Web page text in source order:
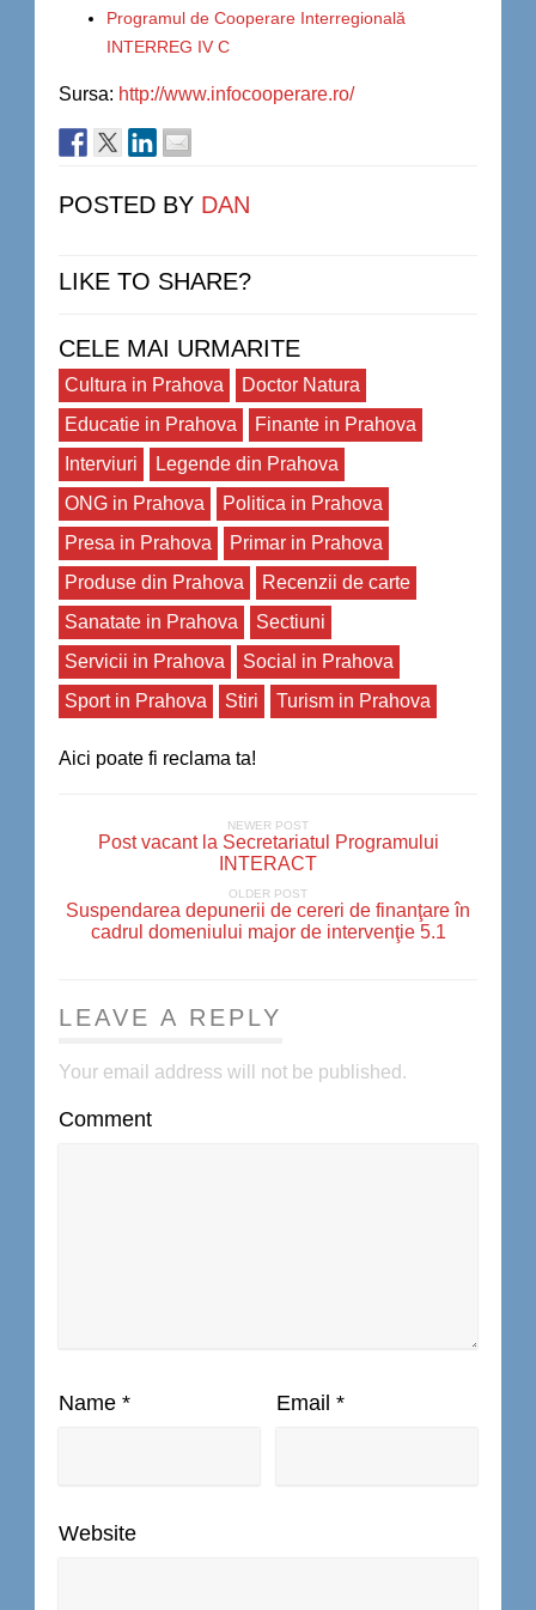
Programul de Cooperare Interregională
INTERREG IV C
Sursa: http://www.infocooperare.ro/
POSTED BY DAN
LIKE TO SHARE?
CELE MAI URMARITE
Cultura in Prahova
Doctor Natura
Educatie in Prahova
Finante in Prahova
Interviuri
Legende din Prahova
ONG in Prahova
Politica in Prahova
Presa in Prahova
Primar in Prahova
Produse din Prahova
Recenzii de carte
Sanatate in Prahova
Sectiuni
Servicii in Prahova
Social in Prahova
Sport in Prahova
Stiri Turism in Prahova
Aici poate fi reclama ta!
NEWER POST
Post vacant la Secretariatul Programului
INTERACT
OLDER POST
Suspendarea depunerii de cereri de finanţare în
cadrul domeniului major de intervenţie 5.1
LEAVE A REPLY
Your email address will not be published.
Comment
Name * Email *
Website